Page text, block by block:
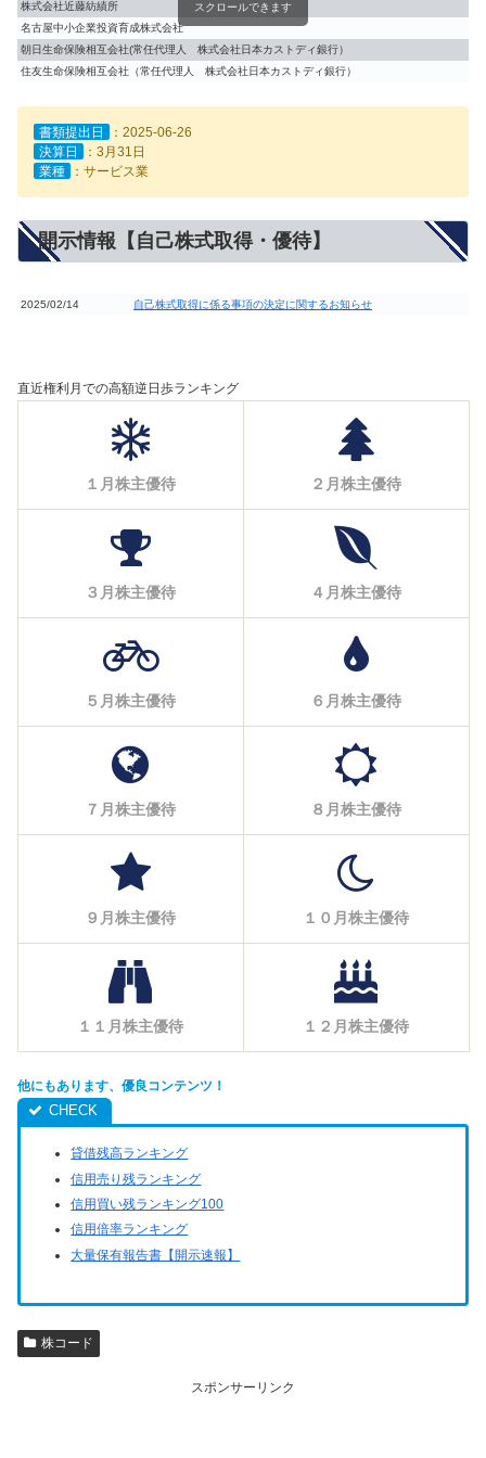
株式会社近藤紡績所
名古屋中小企業投資育成株式会社
朝日生命保険相互会社(常任代理人 株式会社日本カストディ銀行）
住友生命保険相互会社（常任代理人 株式会社日本カストディ銀行）
スクロールできます
書類提出日
：2025-06-26
決算日
：3月31日
業種
：サービス業
開示情報【自己株式取得・優待】
2025/02/14 自己株式取得に係る事項の決定に関するお知らせ
直近権利月での高額逆日歩ランキング
１月株主優待 ２月株主優待
３月株主優待 ４月株主優待
５月株主優待 ６月株主優待
７月株主優待 ８月株主優待
９月株主優待 １０月株主優待
１１月株主優待 １２月株主優待
他にもあります、優良コンテンツ！
貸借残高ランキング
信用売り残ランキング
信用買い残ランキング100
信用倍率ランキング
大量保有報告書【開示速報】
株コード
スポンサーリンク